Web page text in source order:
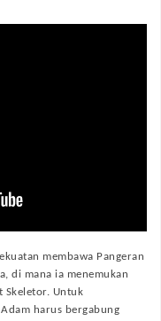
membawa Pangeran
di mana ia menemukan
Skeletor. Untuk
harus bergabung